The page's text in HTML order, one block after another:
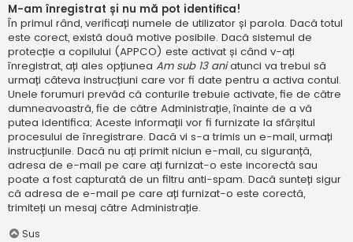
M-am înregistrat și nu mă pot identifica!
În primul rând, verificați numele de utilizator și parola. Dacă totul
este corect, există două motive posibile. Dacă sistemul de
protecție a copilului (APPCO) este activat și când v-ați
înregistrat, ați ales opțiunea Am sub 13 aniatunci va trebui să
urmați câteva instrucțiuni care vor fi date pentru a activa contul.
Unele forumuri prevăd că conturile trebuie activate, fie de către
dumneavoastră, fie de către Administrație, înainte de a vă
putea identifica; Aceste informații vor fi furnizate la sfârșitul
procesului de înregistrare. Dacă vi s-a trimis un e-mail, urmați
instrucțiunile. Dacă nu ați primit niciun e-mail, cu siguranță,
adresa de e-mail pe care ați furnizat-o este incorectă sau
poate a fost capturată de un filtru anti-spam. Dacă sunteți sigur
că adresa de e-mail pe care ați furnizat-o este corectă,
trimiteți un mesaj către Administrație.
Sus